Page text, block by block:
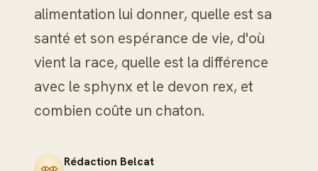
alimentation lui donner, quelle est sa
santé et son espérance de vie, d'où
vient la race, quelle est la différence
avec le sphynx et le devon rex, et
combien coûte un chaton.
Rédaction Belcat